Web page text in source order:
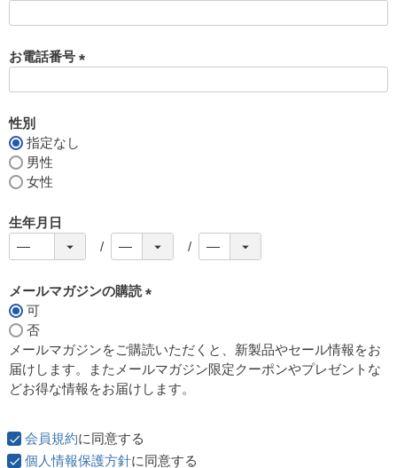
お電話番号
性別
指定なし
男性
女性
生年月日
メールマガジンの購読
須
)
可
否
メールマガジンをご購読いただくと、新製品やセール情報をお
届けします。またメールマガジン限定クーポンやプレゼントな
どお得な情報をお届けします。
会員規約に同意する
個人情報保護方針に同意する